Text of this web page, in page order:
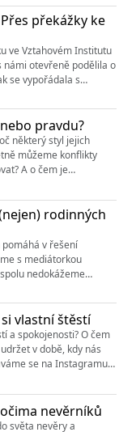
kdy jste připraveni
vztahy učí být lepšími
obavám z nevěry a
pro...
překážky ke
ve Vztahovém Institutu
námi otevřeně podělila o
se vypořádala s
ji to transformovalo?
kterou
se manažerkou, která
si odnesla a jaké
k...
pravdu?
některý styl jejich
můžeme konflikty
A o čem je
komunikační
říká
která je hostem této
a dozvíte se víc.
rodinných
v řešení
s mediátorkou
nedokážeme
vyřešit problém? Co
na rozvod, ale ve
společně? A co
v klidu? Dozvíte se
Sledujte Instagram: @jak_to_vi...
vlastní štěstí
a spokojenosti? O čem
v době, kdy nás
se na Instagramu?
musíme a jedeme na
Černá, která je
vybalancovat a vyrobit
Pro více tipů
nevěrníků
světa nevěry a